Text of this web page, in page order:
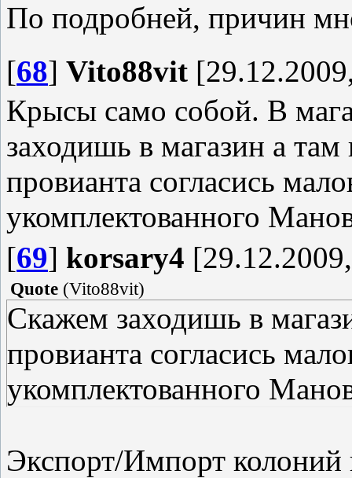
По подробней, причин
[68] Vito88vit
Крысы само собой. В
заходишь в магазин а
провианта согласись
укомплектованного
[69] korsary4
Quote (Vito88vit)
Скажем заходишь в
провианта согласись
укомплектованного
Экспорт/Импорт